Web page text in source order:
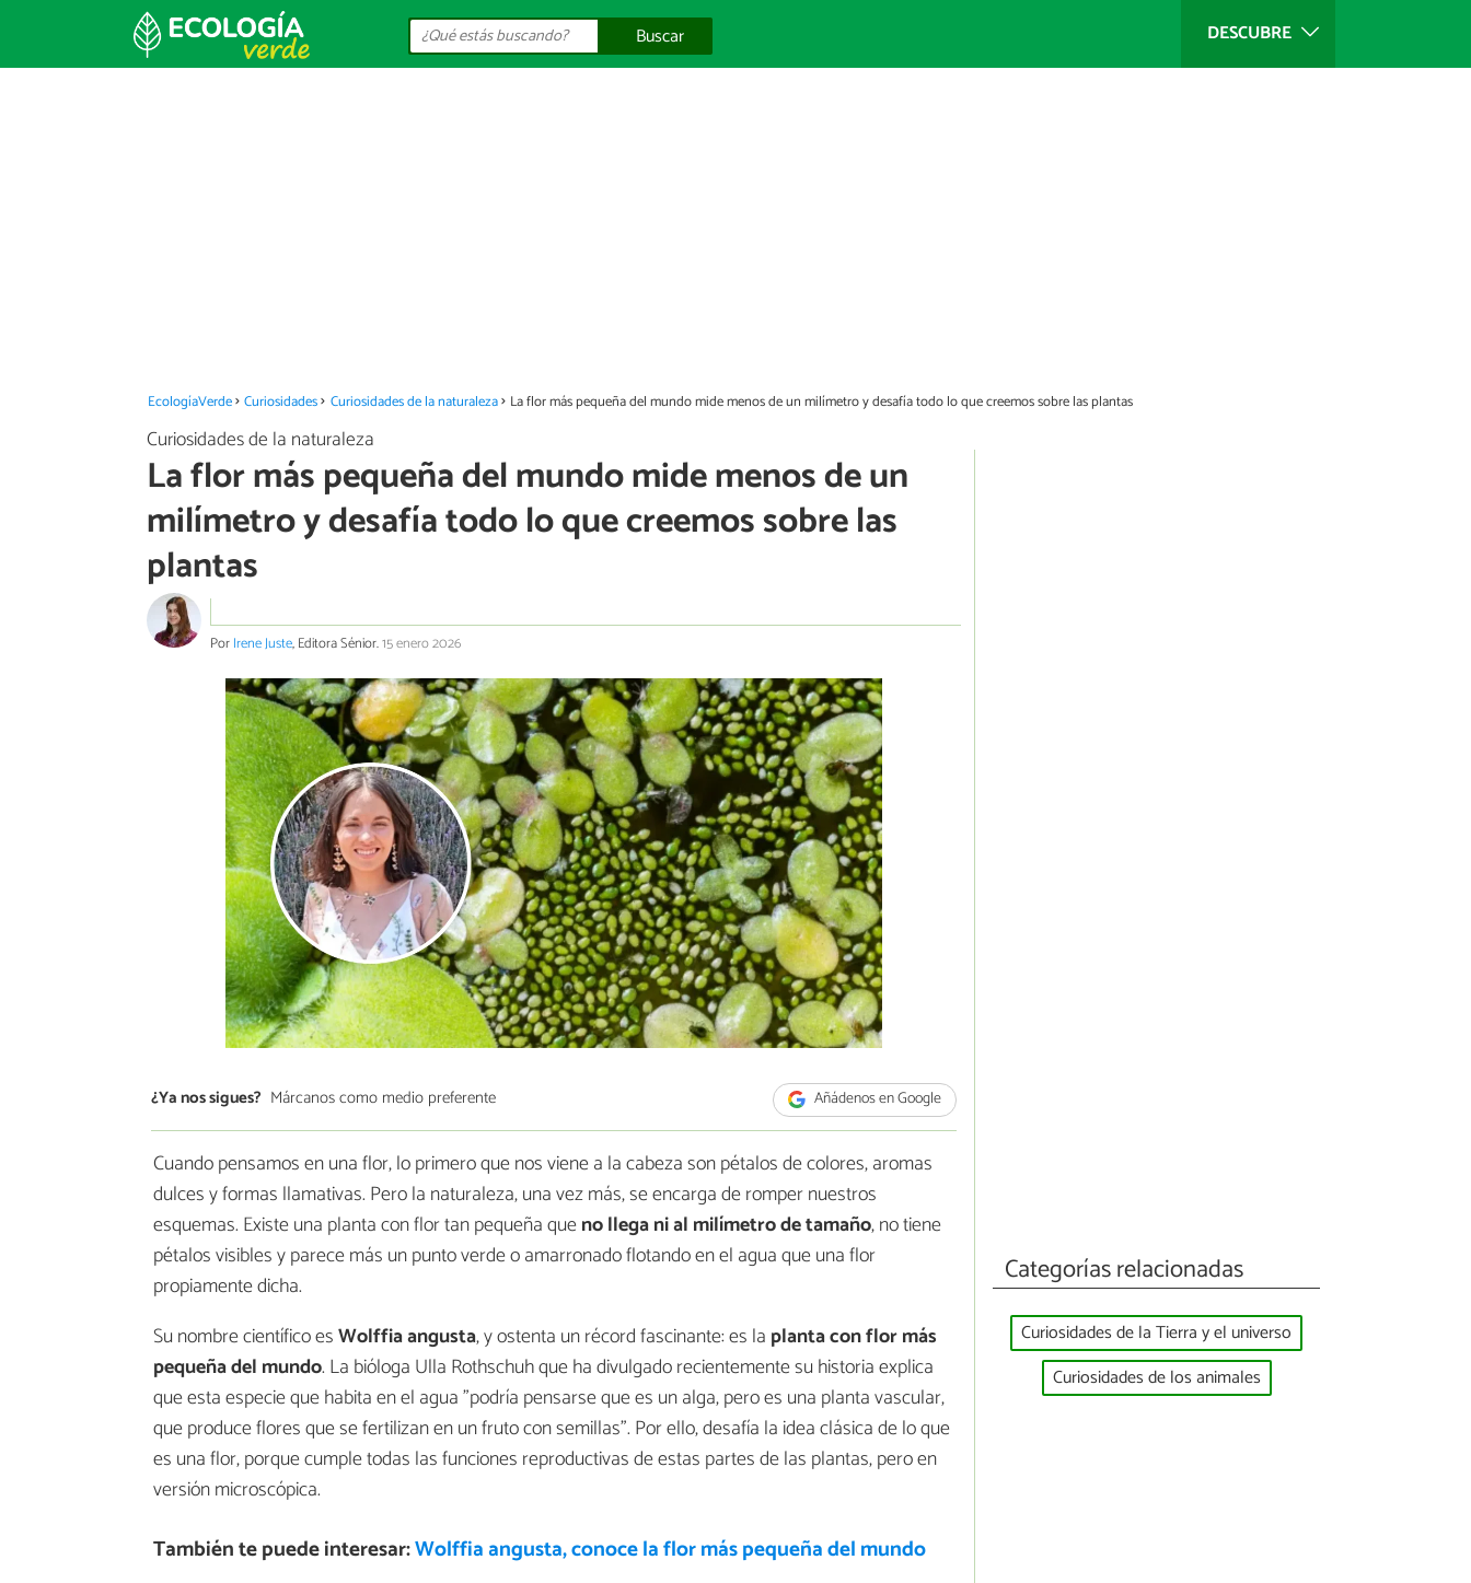
DESCUBRE
Buscar
EcologíaVerde Curiosidades Curiosidades de la naturaleza La flor más pequeña del mundo mide menos de un milímetro y desafía todo lo que creemos sobre las plantas
Curiosidades de la naturaleza
La flor más pequeña del mundo mide menos de un
milímetro y desafía todo lo que creemos sobre las
plantas
PorIrene Juste, Editora Sénior.15 enero 2026
¿Ya nos sigues? Márcanos como medio preferente Añádenos en Google
Cuando pensamos en una flor, lo primero que nos viene a la cabeza son pétalos de colores, aromas
dulces y formas llamativas. Pero la naturaleza, una vez más, se encarga de romper nuestros
esquemas. Existe una planta con flor tan pequeña queno llega ni al milímetro de tamaño, no tiene
pétalos visibles y parece más un punto verde o amarronado flotando en el agua que una flor
propiamente dicha.
Su nombre científico esWolffia angusta, y ostenta un récord fascinante: es la planta con flor más
pequeña del mundo. La bióloga Ulla Rothschuh que ha divulgado recientemente su historia explica
que esta especie que habita en el agua "podría pensarse que es un alga, pero es una planta vascular,
que produce flores que se fertilizan en un fruto con semillas". Por ello, desafía la idea clásica de lo que
es una flor, porque cumple todas las funciones reproductivas de estas partes de las plantas, pero en
versión microscópica.
También te puede interesar:Wolffia angusta, conoce la flor más pequeña del mundo
Categorías relacionadas
Curiosidades de la Tierra y el universo
Curiosidades de los animales